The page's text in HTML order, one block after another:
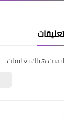
تعليقات
ليست هناك تعليقات